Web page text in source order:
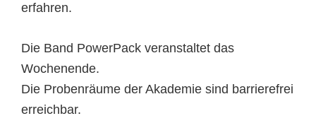
erfahren.
Die Band PowerPack veranstaltet das
Wochenende.
Die Probenräume der Akademie sind barrierefrei
erreichbar.